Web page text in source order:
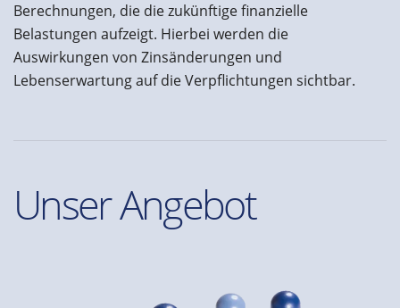
Berechnungen, die die zukünftige finanzielle
Belastungen aufzeigt. Hierbei werden die
Auswirkungen von Zinsänderungen und
Lebenserwartung auf die Verpflichtungen sichtbar.
Unser Angebot